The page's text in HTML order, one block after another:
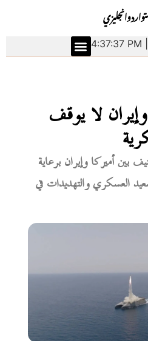
انجليزياردو
4:37:38
لا يوقف
أميركا وإيران برعاية
العسكري والتهديدات في